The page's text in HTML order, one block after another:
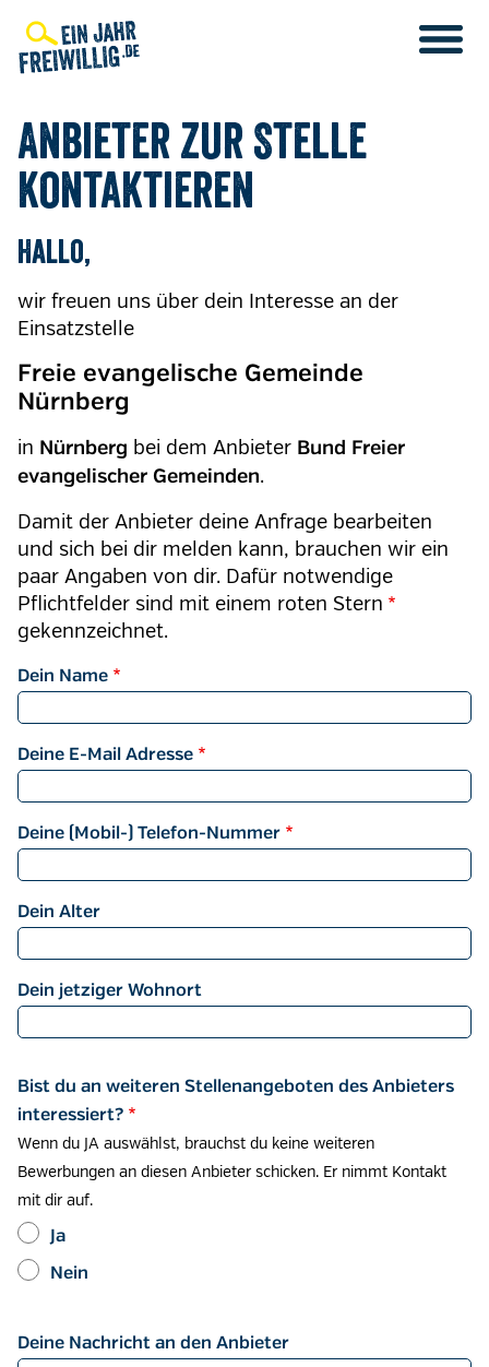
zum
Inhalt
Anbieter zur Stelle
kontaktieren
Hallo,
wir freuen uns über dein Interesse an der
Einsatzstelle
Freie evangelische Gemeinde
Nürnberg
in Nürnberg bei dem Anbieter Bund Freier
evangelischer Gemeinden.
Damit der Anbieter deine Anfrage bearbeiten
und sich bei dir melden kann, brauchen wir ein
paar Angaben von dir. Dafür notwendige
Pflichtfelder sind mit einem roten Stern
gekennzeichnet.
Dein Name
Deine E-Mail Adresse
Deine (Mobil-) Telefon-Nummer
Dein Alter
Dein jetziger Wohnort
Bist du an weiteren Stellenangeboten des Anbieters
interessiert?
Wenn du JA auswählst, brauchst du keine weiteren
Bewerbungen an diesen Anbieter schicken. Er nimmt Kontakt
mit dir auf.
Ja
Nein
Deine Nachricht an den Anbieter